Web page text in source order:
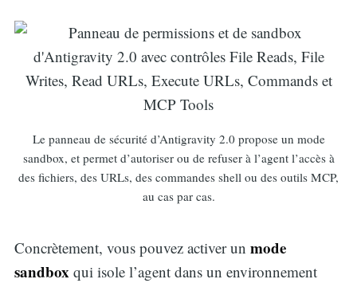
Le panneau de sécurité d’Antigravity 2.0 propose un mode
sandbox, et permet d’autoriser ou de refuser à l’agent l’accès à
des fichiers, des URLs, des commandes shell ou des outils MCP,
au cas par cas.
Concrètement, vous pouvez activer un mode
sandbox qui isole l’agent dans un environnement